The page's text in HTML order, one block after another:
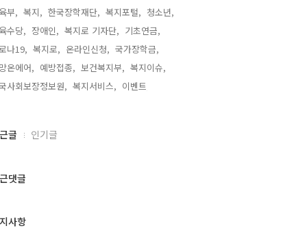
부, 복지, 한국장학재단, 복지포털, 청소년,
수당, 장애인, 복지로 기자단, 기초연금,
나19, 복지로, 온라인신청, 국가장학금,
온에어, 예방접종, 보건복지부, 복지이슈,
사회보장정보원, 복지서비스, 이벤트,
글 인기글
댓글
사항